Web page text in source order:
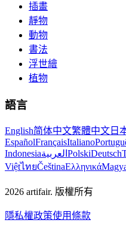
插畫
靜物
動物
書法
浮世繪
植物
語言
English简体中文繁體中文 日
EspañolFrançaisItaliano
Indonesiaالعربية PolskiDeutsch
ViệtไทยČeštinaΕλληνικά
2026 artifair. 版權所有
隱私權政策使用條款